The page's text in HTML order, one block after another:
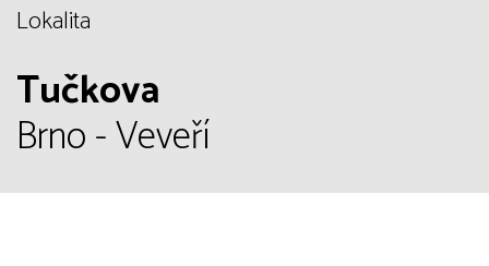
Lokalita
Tučkova
Brno - Veveří